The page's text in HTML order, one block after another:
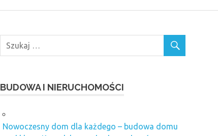
BUDOWA I NIERUCHOMOŚCI
Nowoczesny dom dla każdego – budowa domu